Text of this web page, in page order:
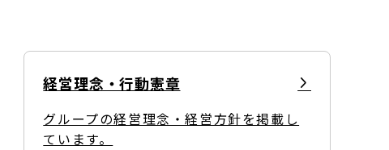
経営理念・行動憲章
グループの経営理念・経営方針を掲載し
ています。